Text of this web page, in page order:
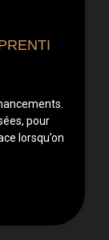
pour
lorsqu’on